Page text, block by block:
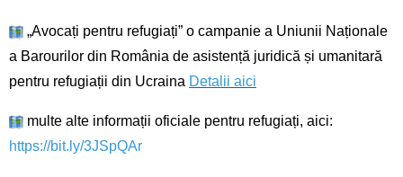
„Avocați pentru refugiați” o campanie a Uniunii Naționale
a Barourilor din România de asistență juridică și umanitară
pentru refugiații din Ucraina Detalii aici
multe alte informații oficiale pentru refugiați, aici:
https://bit.ly/3JSpQAr